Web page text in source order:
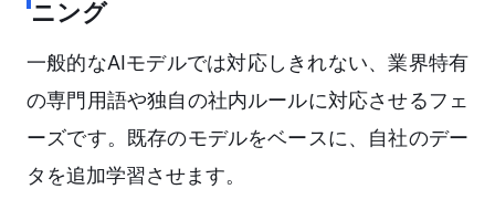
ニング
一般的なAIモデルでは対応しきれない、業界特有
の専門用語や独自の社内ルールに対応させるフェ
ーズです。既存のモデルをベースに、自社のデー
タを追加学習させます。